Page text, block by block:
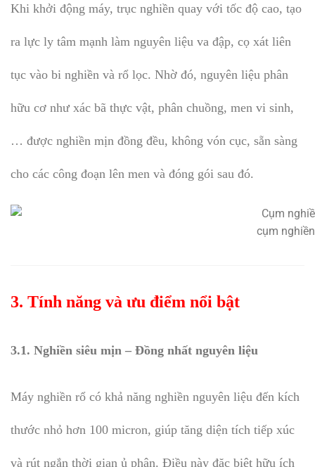
Khi khởi động máy, trục nghiền quay với tốc độ cao, tạo
ra lực ly tâm mạnh làm nguyên liệu va đập, cọ xát liên
tục vào bi nghiền và rổ lọc. Nhờ đó, nguyên liệu phân
hữu cơ như xác bã thực vật, phân chuồng, men vi sinh,
… được nghiền mịn đồng đều, không vón cục, sẵn sàng
cho các công đoạn lên men và đóng gói sau đó.
cụm
3. Tính năng và ưu điểm nổi bật
3.1. Nghiền siêu mịn – Đồng nhất nguyên liệu
Máy nghiền rổ có khả năng nghiền nguyên liệu đến kích
thước nhỏ hơn 100 micron, giúp tăng diện tích tiếp xúc
và rút ngắn thời gian ủ phân. Điều này đặc biệt hữu ích